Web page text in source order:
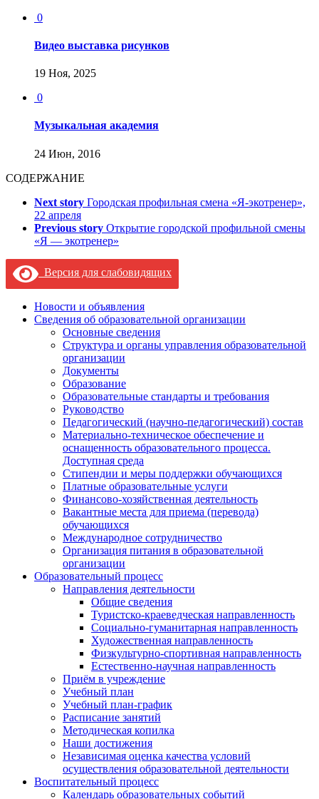
0
Видео выставка рисунков
19 Ноя, 2025
0
Музыкальная академия
24 Июн, 2016
СОДЕРЖАНИЕ
Next story Городская профильная смена «Я-экотренер»,
22 апреля
Previous story Открытие городской профильной смены
«Я — экотренер»
Версия для слабовидящих
Новости и объявления
Сведения об образовательной организации
Основные сведения
Структура и органы управления образовательной
организации
Документы
Образование
Образовательные стандарты и требования
Руководство
Педагогический (научно-педагогический) состав
Материально-техническое обеспечение и
оснащенность образовательного процесса.
Доступная среда
Стипендии и меры поддержки обучающихся
Платные образовательные услуги
Финансово-хозяйственная деятельность
Вакантные места для приема (перевода)
обучающихся
Международное сотрудничество
Организация питания в образовательной
организации
Образовательный процесс
Направления деятельности
Общие сведения
Туристско-краеведческая направленность
Социально-гуманитарная направленность
Художественная направленность
Физкультурно-спортивная направленность
Естественно-научная направленность
Приём в учреждение
Учебный план
Учебный план-график
Расписание занятий
Методическая копилка
Наши достижения
Независимая оценка качества условий
осуществления образовательной деятельности
Воспитательный процесс
Календарь образовательных событий